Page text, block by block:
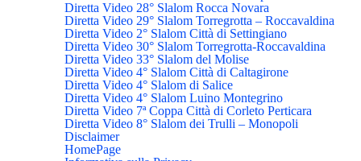
Diretta Video 28° Slalom Rocca Novara
Diretta Video 29° Slalom Torregrotta – Roccavaldina
Diretta Video 2° Slalom Città di Settingiano
Diretta Video 30° Slalom Torregrotta-Roccavaldina
Diretta Video 33° Slalom del Molise
Diretta Video 4° Slalom Città di Caltagirone
Diretta Video 4° Slalom di Salice
Diretta Video 4° Slalom Luino Montegrino
Diretta Video 7ª Coppa Città di Corleto Perticara
Diretta Video 8° Slalom dei Trulli – Monopoli
Disclaimer
HomePage